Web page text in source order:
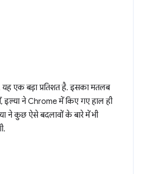
एक बड़ा प्रतिशत है. इसका मतलब
ने Chrome में किए गए हाल ही
ने कुछ ऐसे बदलावों के बारे में भी